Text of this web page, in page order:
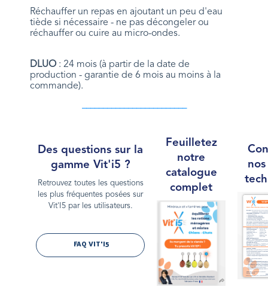
Réchauffer un repas en ajoutant un peu d'eau
tiède si nécessaire - ne pas décongeler ou
réchauffer ou cuire au micro-ondes.
DLUO: 24 mois (à partir de la date de
production - garantie de 6 mois au moins à la
commande).
Des questions sur la
gamme Vit'i5 ?
Retrouvez toutes les questions
les plus fréquentes posées sur
Vit'I5 par les utilisateurs.
FAQ VIT'I5
Feuilletez
notre
catalogue
complet